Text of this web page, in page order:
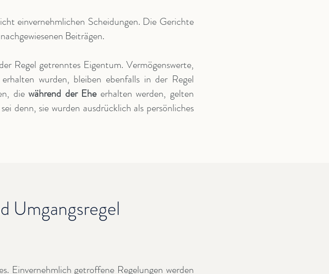
einvernehmlichen Scheidungen. Die Gerichte
Beiträgen.
Regel getrenntes Eigentum. Vermögenswerte,
wurden, bleiben ebenfalls in der Regel
diewährend der Eheerhalten werden, gelten
denn, sie wurden ausdrücklich als persönliches
Umgangsregel
Einvernehmlich getroffene Regelungen werden